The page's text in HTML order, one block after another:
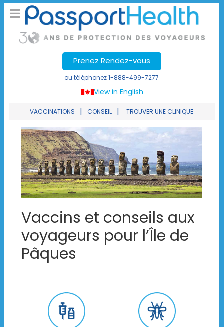
View in English
Prenez Rendez-vous
ou téléphonez1-888-499-7277
VACCINATIONS | CONSEIL | TROUVER UNE CLINIQUE
Vaccins et conseils aux
voyageurs pour l’Île de
Pâques